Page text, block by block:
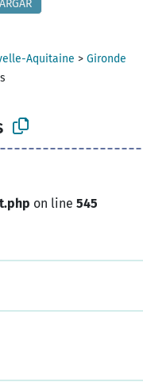
Aquitaine >Gironde
on line545